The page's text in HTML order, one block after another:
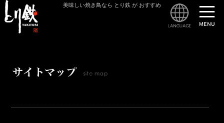
美味しい焼き鳥なら とり鉄 が おすすめ